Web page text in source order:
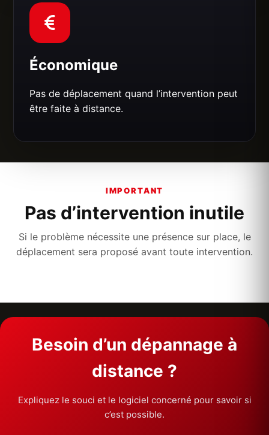
Économique
Pas de déplacement quand l’intervention peut
être faite à distance.
IMPORTANT
Pas d’intervention inutile
Si le problème nécessite une présence sur place, le
déplacement sera proposé avant toute intervention.
Besoin d’un dépannage à
distance ?
Expliquez le souci et le logiciel concerné pour savoir si
c’est possible.